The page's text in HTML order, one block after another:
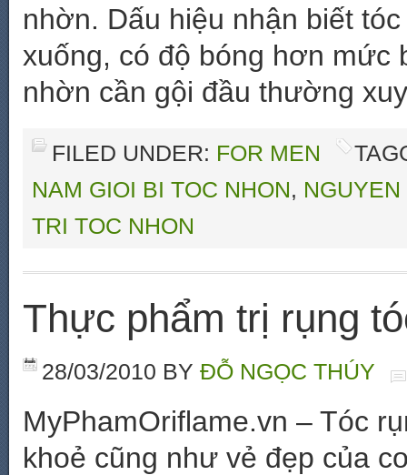
nhờn. Dấu hiệu nhận biết
xuống, có độ bóng hơn
nhờn cần gội đầu thường
FILED UNDER: FOR MEN
NAM GIOI BI TOC NHON,
TRI TOC NHON
Thực phẩm trị rụng
28/03/2010 BY ĐỖ NGỌC THÚY
MyPhamOriflame.vn – Tóc
khoẻ cũng như vẻ đẹp của